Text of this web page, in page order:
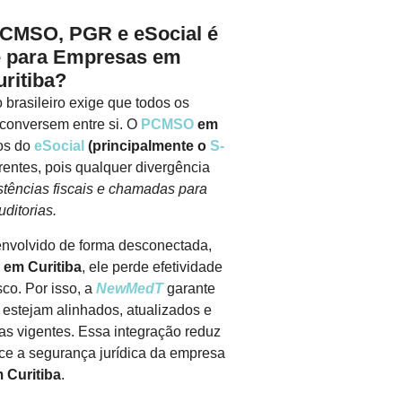
PGR e eSocial é
Empresas em
brasileiro exige que todos os
entre si. O PCMSO em
do eSocial (principalmente o S-
pois qualquer divergência
fiscais e chamadas para
de forma desconectada,
em Curitiba, ele perde efetividade
Por isso, a NewMedT garante
alinhados, atualizados e
vigentes. Essa integração reduz
a segurança jurídica da empresa
Curitiba.